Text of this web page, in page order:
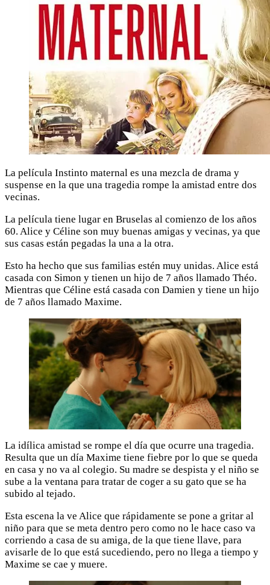
La película Instinto maternal es una mezcla de drama y
suspense en la que una tragedia rompe la amistad entre dos
vecinas.
La película tiene lugar en Bruselas al comienzo de los años
60. Alice y Céline son muy buenas amigas y vecinas, ya que
sus casas están pegadas la una a la otra.
Esto ha hecho que sus familias estén muy unidas. Alice está
casada con Simon y tienen un hijo de 7 años llamado Théo.
Mientras que Céline está casada con Damien y tiene un hijo
de 7 años llamado Maxime.
La idílica amistad se rompe el día que ocurre una tragedia.
Resulta que un día Maxime tiene fiebre por lo que se queda
en casa y no va al colegio. Su madre se despista y el niño se
sube a la ventana para tratar de coger a su gato que se ha
subido al tejado.
Esta escena la ve Alice que rápidamente se pone a gritar al
niño para que se meta dentro pero como no le hace caso va
corriendo a casa de su amiga, de la que tiene llave, para
avisarle de lo que está sucediendo, pero no llega a tiempo y
Maxime se cae y muere.